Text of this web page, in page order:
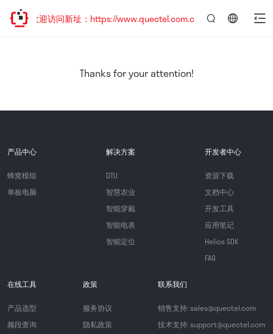
移，欢迎访问新址：https://www.quectel.com.cn
Thanks for your attention!
产品中心
蜂窝模组
单板电脑
解决方案
DTU
智慧农业
智能穿戴
智能电表
智能定位
开发者中心
资源下载
文档中心
开发工具
应用笔记
Helios SDK
FAQ
在线工具
产品选型
频段查询
政策
服务协议
隐私政策
联系我们
销售支持: sales@quectel.com
技术支持: support@quectel.com